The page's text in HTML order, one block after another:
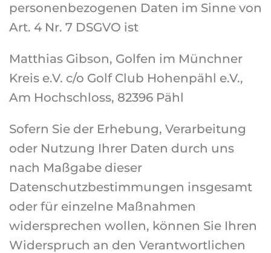
personenbezogenen Daten im Sinne von
Art. 4 Nr. 7 DSGVO ist
Matthias Gibson, Golfen im Münchner
Kreis e.V. c/o Golf Club Hohenpähl e.V.,
Am Hochschloss, 82396 Pähl
Sofern Sie der Erhebung, Verarbeitung
oder Nutzung Ihrer Daten durch uns
nach Maßgabe dieser
Datenschutzbestimmungen insgesamt
oder für einzelne Maßnahmen
widersprechen wollen, können Sie Ihren
Widerspruch an den Verantwortlichen